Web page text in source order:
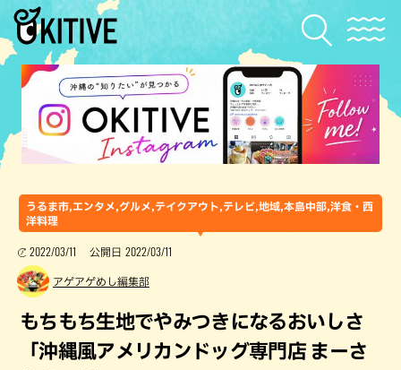
うるま市,エンタメ,グルメ,テイクアウト,テレビ,地域,本島中部,洋食・西
洋料理
2022/03/11 公開日 2022/03/11
アゲアゲめし編集部
もちもち生地でやみつきになるおいしさ
「沖縄風アメリカンドッグ専門店 まーさ